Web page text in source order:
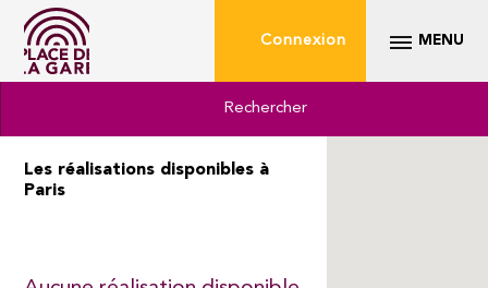
MENU
Connexion
Les réalisations disponibles à
Paris
Rechercher